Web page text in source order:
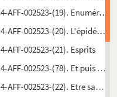
4-AFF-002523-(19). Enumérations
4-AFF-002523-(20). L'épidémie ;
4-AFF-002523-(21). Esprits
4-AFF-002523-(78). Et puis j’ai
4-AFF-002523-(22). Etre sans